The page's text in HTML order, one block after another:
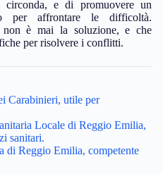
e di promuovere un
per affrontare le difficoltà.
è mai la soluzione, e che
per risolvere i conflitti.
Carabinieri, utile per
Locale di Reggio Emilia,
sanitari.
di Reggio Emilia, competente